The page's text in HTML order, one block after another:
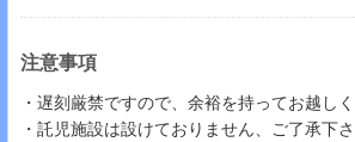
注意事項
・遅刻厳禁ですので、余裕を持ってお越し
・託児施設は設けておりません、ご了承下さ